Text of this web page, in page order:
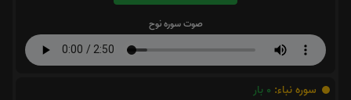
صوت سوره نوح
سوره نباء: 0 بار